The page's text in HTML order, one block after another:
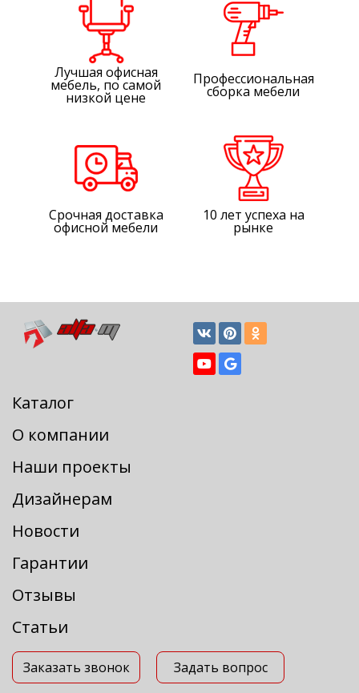
Лучшая офисная
мебель, по самой
низкой цене
Профессиональная
сборка мебели
Срочная доставка
офисной мебели
10 лет успеха на
рынке
Каталог
О компании
Наши проекты
Дизайнерам
Новости
Гарантии
Отзывы
Статьи
Заказать звонок Задать вопрос